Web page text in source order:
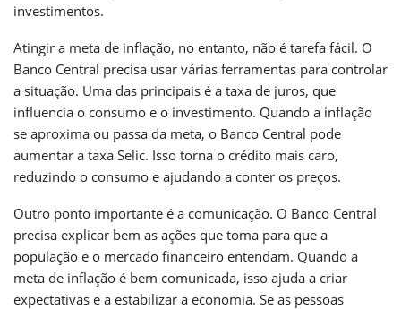
investimentos.
Atingir a meta de inflação, no entanto, não é tarefa fácil. O
Banco Central precisa usar várias ferramentas para controlar
a situação. Uma das principais é a taxa de juros, que
influencia o consumo e o investimento. Quando a inflação
se aproxima ou passa da meta, o Banco Central pode
aumentar a taxa Selic. Isso torna o crédito mais caro,
reduzindo o consumo e ajudando a conter os preços.
Outro ponto importante é a comunicação. O Banco Central
precisa explicar bem as ações que toma para que a
população e o mercado financeiro entendam. Quando a
meta de inflação é bem comunicada, isso ajuda a criar
expectativas e a estabilizar a economia. Se as pessoas